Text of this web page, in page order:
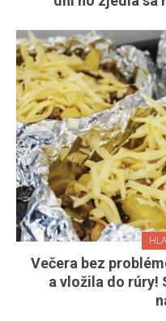
Večera bez
a vložila do rúry!